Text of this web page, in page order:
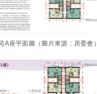
A座平面圖（圖片來源：房委會）